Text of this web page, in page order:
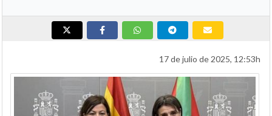
17 de julio de 2025, 12:53h